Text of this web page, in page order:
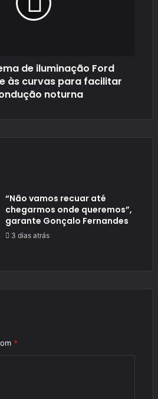
de iluminação Ford
às curvas para facilitar
noturna
“Não vamos recuar até
chegarmos onde queremos”,
garante Gonçalo Fernandes
3 dias atrás
*